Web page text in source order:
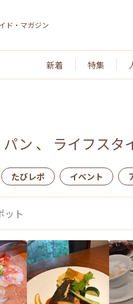
ド・マガジン
新着 特集
パン 、 ライフスタ
たびレポ イベント
ット